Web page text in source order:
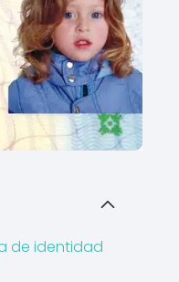
de identidad